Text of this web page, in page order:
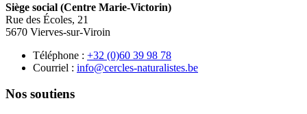
Siège social (Centre Marie-Victorin)
Rue des Écoles, 21
5670 Vierves-sur-Viroin
Téléphone : 87 89 93 06(0) 23+
Courriel : eb.setsilarutan-selcrec@ofni
Nos soutiens